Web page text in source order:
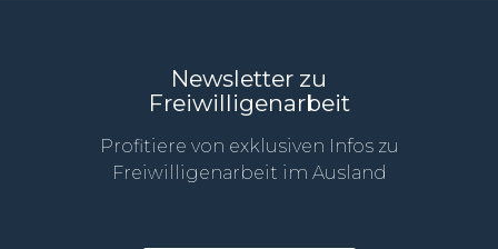
Newsletter zu
Freiwilligenarbeit
Profitiere von exklusiven Infos zu
Freiwilligenarbeit im Ausland